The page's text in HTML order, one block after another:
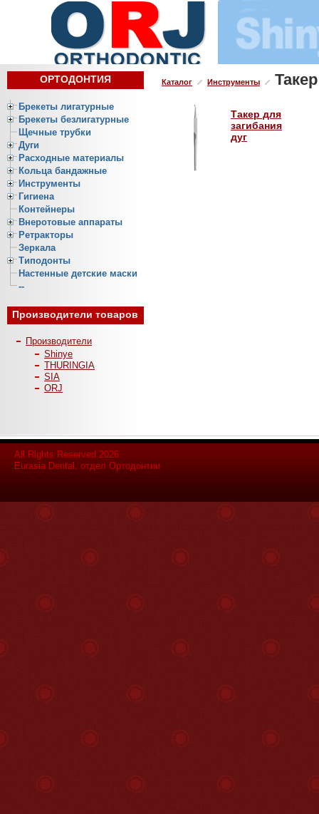
ОРТОДОНТИЯ
Брекеты лигатурные
Брекеты безлигатурные
Щечные трубки
Дуги
Расходные материалы
Кольца бандажные
Инструменты
Гигиена
Контейнеры
Внеротовые аппараты
Ретракторы
Зеркала
Типодонты
Настенные детские маски
--
Производители товаров
Производители
Shinye
THURINGIA
SIA
ORJ
Каталог Инструменты
Такер для
загибания
дуг
All Rights Reserved 2026
Eurasia Dental, отдел Ортодонтии